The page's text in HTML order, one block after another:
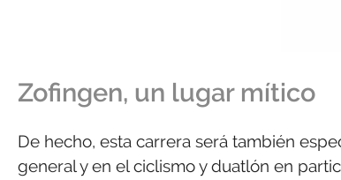
Zofingen, un lugar mítico
De hecho, esta carrera será también
general y en el ciclismo y duatlón en